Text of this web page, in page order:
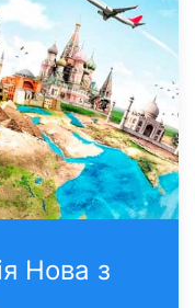
Нова з